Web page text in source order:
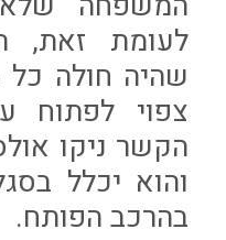
לעומת זאת,
שהיה חולה כל
צפוי לפתוח
הקשר ניקו
והוא יכלל
בהרכב הפותח.